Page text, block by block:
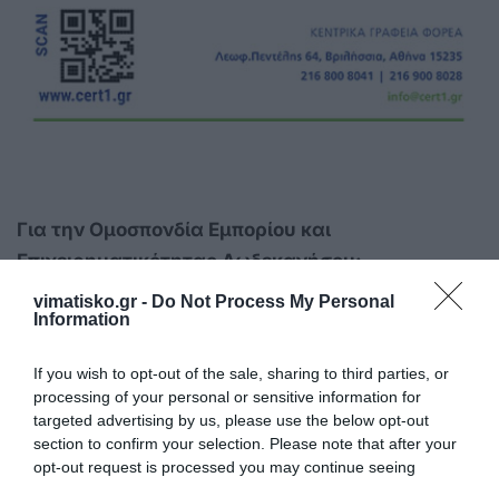
vimatisko.gr - Do Not Process My Personal
Information
If you wish to opt-out of the sale, sharing to third parties, or
processing of your personal or sensitive information for
targeted advertising by us, please use the below opt-out
section to confirm your selection. Please note that after your
opt-out request is processed you may continue seeing
Για την Ομοσπονδία Εμπορίου και
Επιχειρηματικότητας Δωδεκανήσου:
Σαράντης Δημήτριος
Στοϊλούδη Ελένη
Για την Ομοσπονδία Εμπορικών Συλλόγων